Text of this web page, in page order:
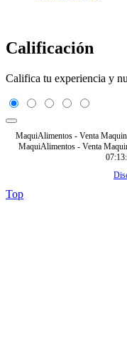
Calificación
Califica tu experiencia y
MaquiAlimentos - Venta
MaquiAlimentos - Venta
Top